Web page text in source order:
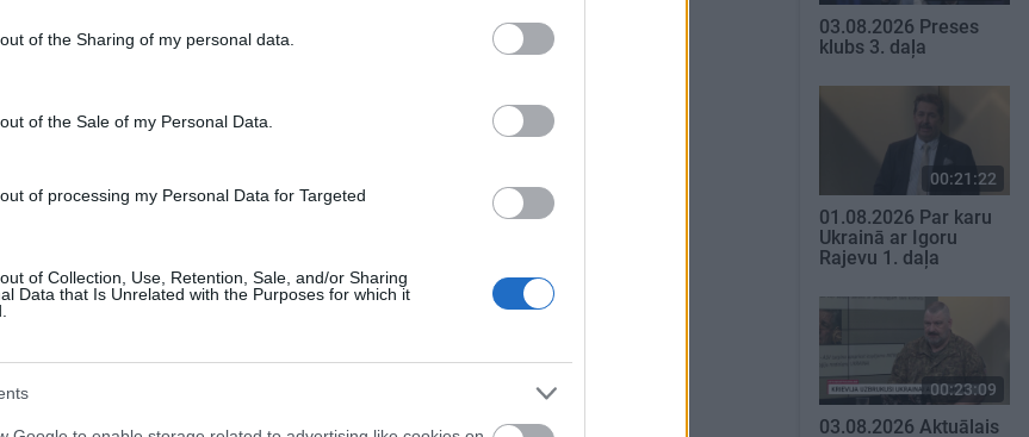
of the Sharing of my personal data.
of the Sale of my Personal Data.
of processing my Personal Data for Targeted
of Collection, Use, Retention, Sale, and/or Sharing
Data that Is Unrelated with the Purposes for which it
03.08.2026 Preses
klubs 3. daļa
00:21:22
01.08.2026 Par karu
Ukrainā ar Igoru
Rajevu 1. daļa
00:23:09
03.08.2026 Aktuālais